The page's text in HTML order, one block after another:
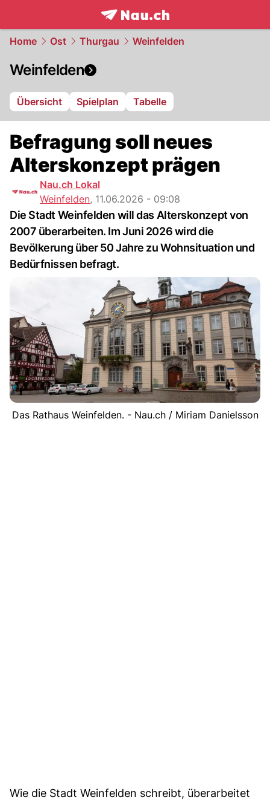
frontpage.NAU.ch
Home Ost Thurgau Weinfelden
Weinfelden
Übersicht Spielplan Tabelle
Befragung soll neues
Alterskonzept prägen
Nau.ch Lokal
Weinfelden, 11.06.2026 - 09:08
Die Stadt Weinfelden will das Alterskonzept von
2007 überarbeiten. Im Juni 2026 wird die
Bevölkerung über 50 Jahre zu Wohnsituation und
Bedürfnissen befragt.
Das Rathaus Weinfelden. - Nau.ch / Miriam Danielsson
Wie die Stadt Weinfelden schreibt, überarbeitet